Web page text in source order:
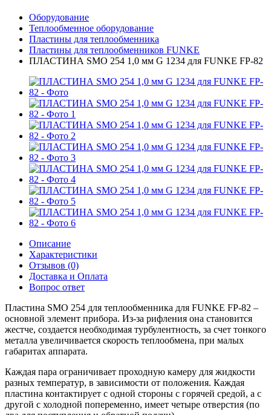
Оборудование
Теплообменное оборудование
Пластины для теплообменника
Пластины для теплообменников FUNKE
ПЛАСТИНА SMO 254 1,0 мм G 1234 для FUNKE FP-82
Описание
Характеристики
Отзывов (0)
Доставка и Оплата
Вопрос ответ
Пластина SMO 254 для теплообменника для FUNKE FP-82 –
основной элемент прибора. Из-за рифления она становится
жестче, создается необходимая турбулентность, за счет тонкого
металла увеличивается скорость теплообмена, при малых
габаритах аппарата.
Каждая пара ограничивает проходную камеру для жидкости
разных температур, в зависимости от положения. Каждая
пластина контактирует с одной стороны с горячей средой, а с
другой с холодной попеременно, имеет четыре отверстия (по